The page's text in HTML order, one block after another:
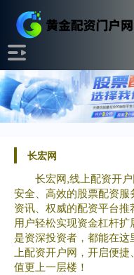
长宏网
长宏网,线上配资开
安全、高效的股票配资
资讯、权威的配资平台
用户轻松实现资金杠杆
是资深投资者，都能在
上配资开户网，开启便
值更上一层楼！